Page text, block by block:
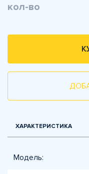
кол-во
ХАРАКТЕРИСТИКА
Модель: